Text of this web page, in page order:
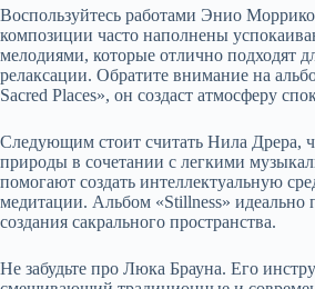
Воспользуйтесь работами Энио
композиции часто наполнены
мелодиями, которые отлично подходят
релаксации. Обратите внимание на
Sacred Places», он создаст атмосферу
Следующим стоит считать Нила Дрера,
природы в сочетании с легкими
помогают создать интеллектуальную
медитации. Альбом «Stillness» идеально
создания сакрального пространства.
Не забудьте про Люка Брауна. Его